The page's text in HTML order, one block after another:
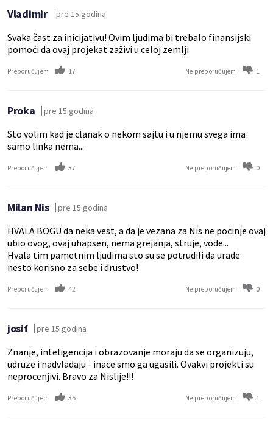
Vladimir pre 15 godina
Svaka čast za inicijativu! Ovim ljudima bi trebalo finansijski
pomoći da ovaj projekat zaživi u celoj zemlji
Preporučujem 17 Ne preporučujem 1
Proka pre 15 godina
Sto volim kad je clanak o nekom sajtu i u njemu svega ima
samo linka nema...
Preporučujem 37 Ne preporučujem 0
Milan Nis pre 15 godina
HVALA BOGU da neka vest, a da je vezana za Nis ne pocinje ovaj
ubio ovog, ovaj uhapsen, nema grejanja, struje, vode...
Hvala tim pametnim ljudima sto su se potrudili da urade
nesto korisno za sebe i drustvo!
Preporučujem 42 Ne preporučujem 0
josif pre 15 godina
Znanje, inteligencija i obrazovanje moraju da se organizuju,
udruze i nadvladaju - inace smo ga ugasili. Ovakvi projekti su
neprocenjivi. Bravo za Nislije!!!
Preporučujem 35 Ne preporučujem 1